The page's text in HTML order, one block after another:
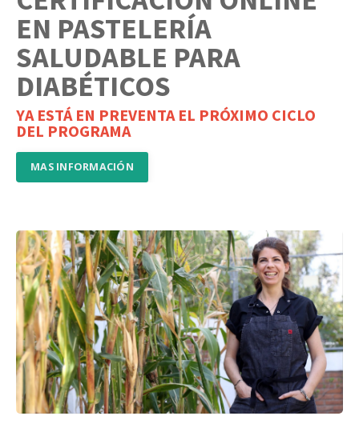
EN PASTELERÍA
SALUDABLE PARA
DIABÉTICOS
YA ESTÁ EN PREVENTA EL PRÓXIMO CICLO
DEL PROGRAMA
MAS INFORMACIÓN